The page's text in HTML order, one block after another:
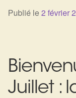
Publié le2 février
Juillet :